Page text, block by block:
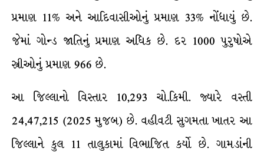
પ્રમાણ 11% અને આદિવાસીઓનું પ્રમાણ 33% નોંધાયું છે.
જેમાં ગોન્ડ જાતિનું પ્રમાણ અધિક છે. દર 1000 પુરુષોએ
સ્ત્રીઓનું પ્રમાણ 966 છે.
આ જિલ્લાનો વિસ્તાર 10,293 ચો.કિમી. જ્યારે વસ્તી
24,47,215 (2025 મુજબ) છે. વહીવટી સુગમતા ખાતર આ
જિલ્લાને કુલ 11 તાલુકામાં વિભાજિત કર્યો છે. ગામડાંની